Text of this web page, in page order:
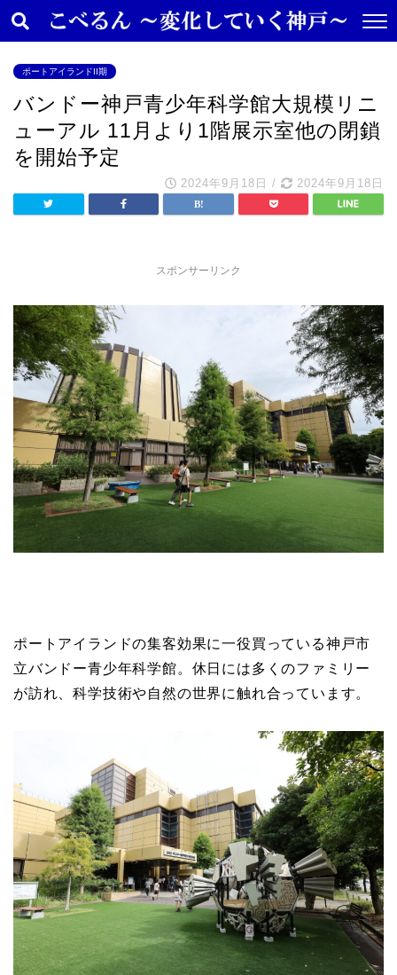
ポートアイランドII期
バンドー神戸青少年科学館大規模リニ
ューアル 11月より1階展示室他の閉鎖
を開始予定
2024年9月18日 / 2024年9月18日
スポンサーリンク
ポートアイランドの集客効果に一役買っている神戸市
立バンドー青少年科学館。休日には多くのファミリー
が訪れ、科学技術や自然の世界に触れ合っています。